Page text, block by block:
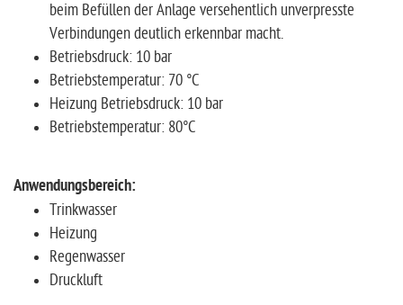
beim Befüllen der Anlage versehentlich unverpresste
Verbindungen deutlich erkennbar macht.
Betriebsdruck: 10 bar
Betriebstemperatur: 70 °C
Heizung Betriebsdruck: 10 bar
Betriebstemperatur: 80°C
Anwendungsbereich:
Trinkwasser
Heizung
Regenwasser
Druckluft